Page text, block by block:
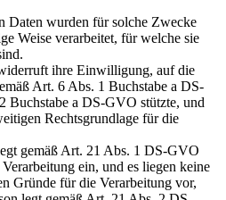
Daten wurden für solche Zwecke
Weise verarbeitet, für welche sie
ihre Einwilligung, auf die
Art. 6 Abs. 1 Buchstabe a DS-
Buchstabe a DS-GVO stützte, und
Rechtsgrundlage für die
gemäß Art. 21 Abs. 1 DS-GVO
ein, und es liegen keine
Gründe für die Verarbeitung vor,